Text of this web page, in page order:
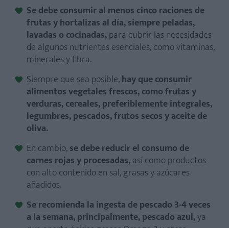
Se debe consumir al menos cinco raciones de
frutas y hortalizas al día,siemprepeladas,
lavadas o cocinadas,para cubrir las necesidades
de algunos nutrientes esenciales, como vitaminas,
minerales y fibra.
Siempre que sea posible,hay que consumir
alimentos vegetales frescos, como frutas y
verduras, cereales, preferiblemente integrales,
legumbres, pescados, frutos secos y aceite de
oliva.
En cambio,se debe reducir el consumo de
carnes rojas y procesadas,así como productos
con alto contenido en sal, grasas y azúcares
añadidos.
Se recomienda la ingesta de pescado 3-4 veces
a la semana,principalmente,pescado azul,ya